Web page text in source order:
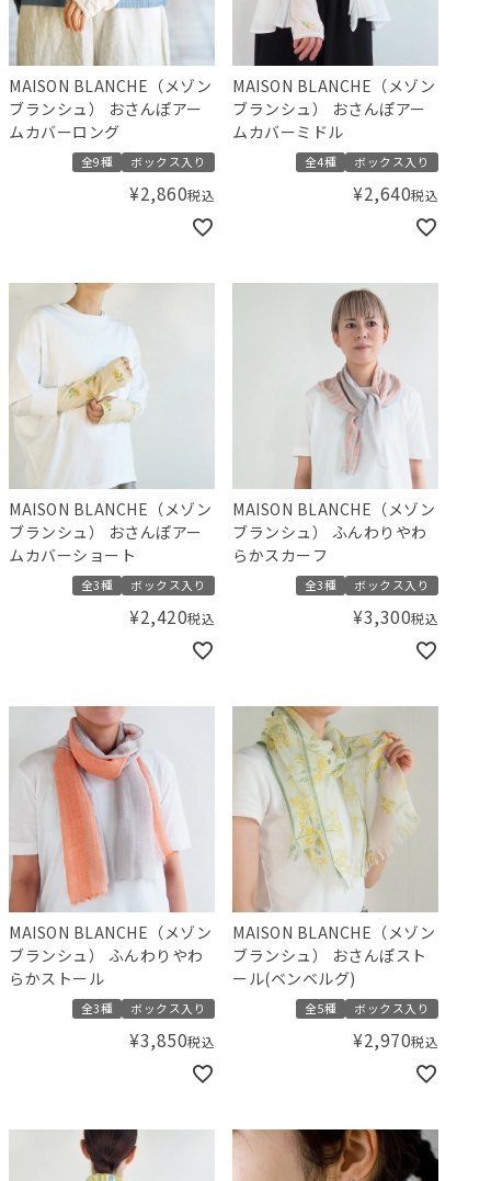
MAISON BLANCHE（メゾン
ブランシュ） おさんぽアー
ムカバーロング
全9種 ボックス入り
¥2,860税込
MAISON BLANCHE（メゾン
ブランシュ） おさんぽアー
ムカバーミドル
全4種 ボックス入り
¥2,640税込
MAISON BLANCHE（メゾン
ブランシュ） おさんぽアー
ムカバーショート
全3種 ボックス入り
¥2,420税込
MAISON BLANCHE（メゾン
ブランシュ） ふんわりやわ
らかスカーフ
全3種 ボックス入り
¥3,300税込
MAISON BLANCHE（メゾン
ブランシュ） ふんわりやわ
らかストール
全3種 ボックス入り
¥3,850税込
MAISON BLANCHE（メゾン
ブランシュ） おさんぽスト
ール(ベンベルグ)
全5種 ボックス入り
¥2,970税込